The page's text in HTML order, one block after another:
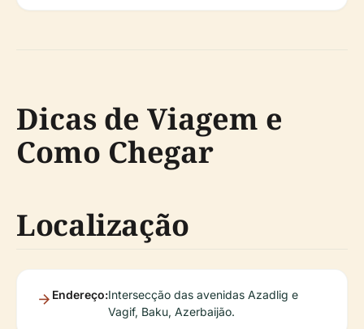
Dicas de Viagem e
Como Chegar
Localização
Endereço:Intersecção das avenidas Azadlig e
Vagif, Baku, Azerbaijão.